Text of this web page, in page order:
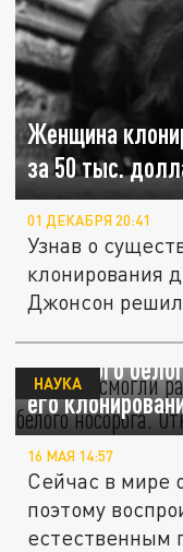
Женщина
за 50 тыс.
01 ДЕКАБРЯ 20:41
Узнав о
клонирования
Джонсон
Учёные смогли
северного
его
НАУКА
16 МАЯ 14:57
Сейчас в мире
поэтому
естественным